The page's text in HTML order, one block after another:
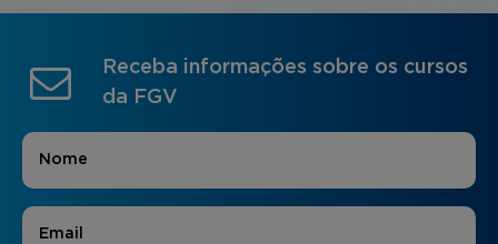
Receba informações sobre os cursos
da FGV
Nome
E-mail